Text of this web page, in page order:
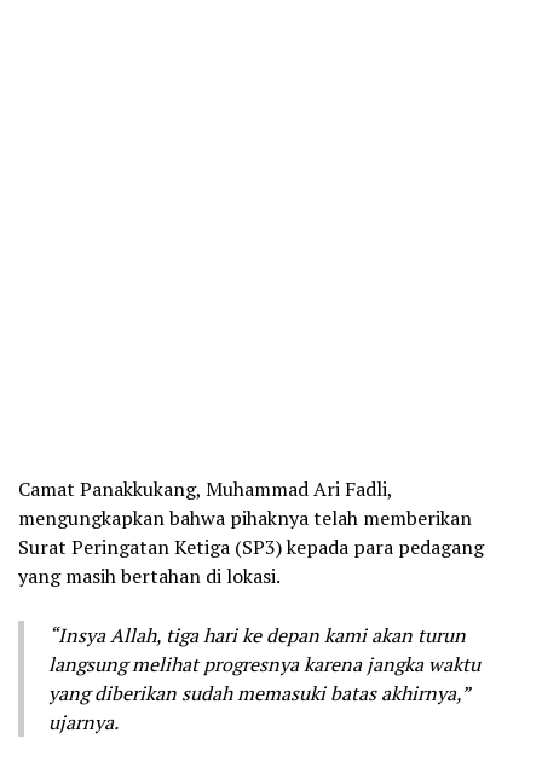
Camat Panakkukang, Muhammad Ari Fadli,
mengungkapkan bahwa pihaknya telah memberikan
Surat Peringatan Ketiga (SP3) kepada para pedagang
yang masih bertahan di lokasi.
“Insya Allah, tiga hari ke depan kami akan turun
langsung melihat progresnya karena jangka waktu
yang diberikan sudah memasuki batas akhirnya,”
ujarnya.